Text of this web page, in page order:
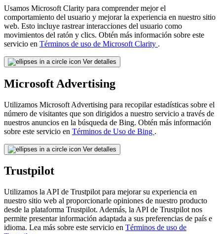
Usamos Microsoft Clarity para comprender mejor el
comportamiento del usuario y mejorar la experiencia en nuestro sitio
web. Esto incluye rastrear interacciones del usuario como
movimientos del ratón y clics. Obtén más información sobre este
servicio en Términos de uso de Microsoft Clarity .
Ver detalles
Microsoft Advertising
Utilizamos Microsoft Advertising para recopilar estadísticas sobre el
número de visitantes que son dirigidos a nuestro servicio a través de
nuestros anuncios en la búsqueda de Bing. Obtén más información
sobre este servicio en Términos de Uso de Bing .
Ver detalles
Trustpilot
Utilizamos la API de Trustpilot para mejorar su experiencia en
nuestro sitio web al proporcionarle opiniones de nuestro producto
desde la plataforma Trustpilot. Además, la API de Trustpilot nos
permite presentar información adaptada a sus preferencias de país e
idioma. Lea más sobre este servicio en Términos de uso de